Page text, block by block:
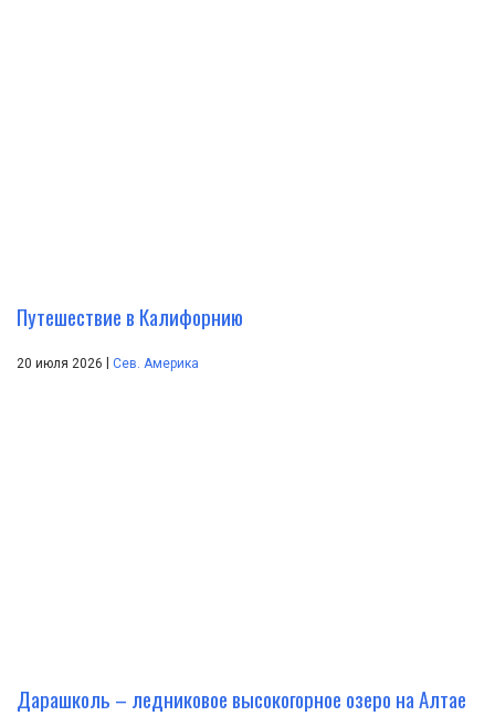
Путешествие в Калифорнию
20 июля 2026 Сев. Америка
Дарашколь – ледниковое высокогорное озеро на Алтае